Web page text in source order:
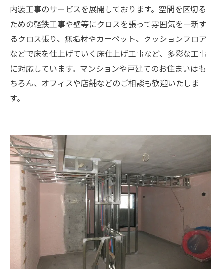
内装工事のサービスを展開しております。空間を区切る
ための軽鉄工事や壁等にクロスを張って雰囲気を一新す
るクロス張り、無垢材やカーペット、クッションフロア
などで床を仕上げていく床仕上げ工事など、多彩な工事
に対応しています。マンションや戸建てのお住まいはも
ちろん、オフィスや店舗などのご相談も歓迎いたしま
す。